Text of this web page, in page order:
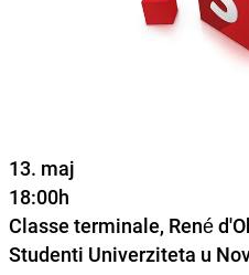
13. maj
18:00h
Classe terminale, René
Studenti Univerziteta u